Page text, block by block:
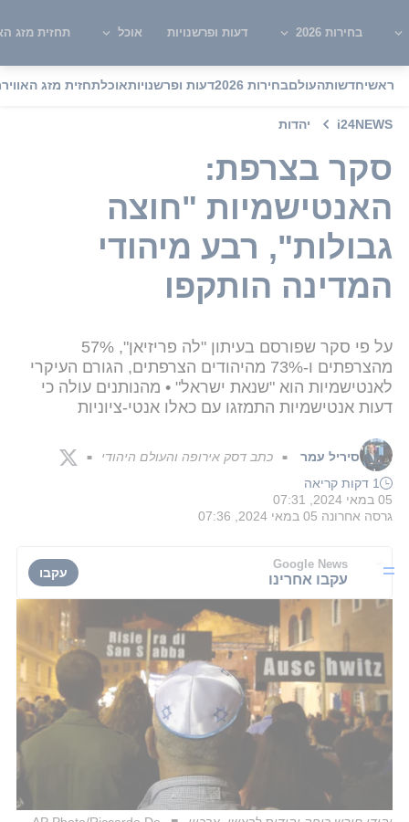
בחירות 2026 דעות ופרשנויות אוכל תחזית מזג
ראשיחדשותהעולםבחירות 2026 דעות ופרשנויותאוכלתחזית מזג האוויר
i24NEWS יהדות
סקר בצרפת:
האנטישמיות "חוצה
גבולות", רבע מיהודי
המדינה הותקפו
על פי סקר שפורסם בעיתון "לה פריזיאן", 57%
מהצרפתים ו-73% מהיהודים הצרפתים, הגורם העיקרי
לאנטישמיות הוא "שנאת ישראל" • מהנותנים עולה כי
דעות אנטישמיות התמזגו עם כאלו אנטי-ציוניות
סיריל עמר ■ כתב דסק אירופה והעולם היהודי ■
1 דקות קריאה
05 במאי 2024, 07:31
גרסה אחרונה 05 במאי 2024, 07:36
Google News
עקבו אחרינו עקבו